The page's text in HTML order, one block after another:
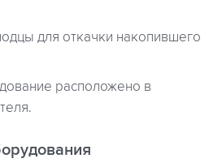
для откачки накопившего
расположено в